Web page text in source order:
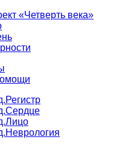
«Четверть века»
Регистр
Сердце
Лицо
Неврология